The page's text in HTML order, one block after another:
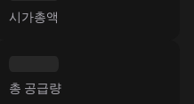
시가총액
총 공급량